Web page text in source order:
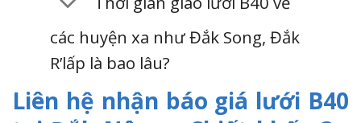
các huyện xa như Đắk Song, Đắk
R’lấp là bao lâu?
Liên hệ nhận báo giá lưới B40